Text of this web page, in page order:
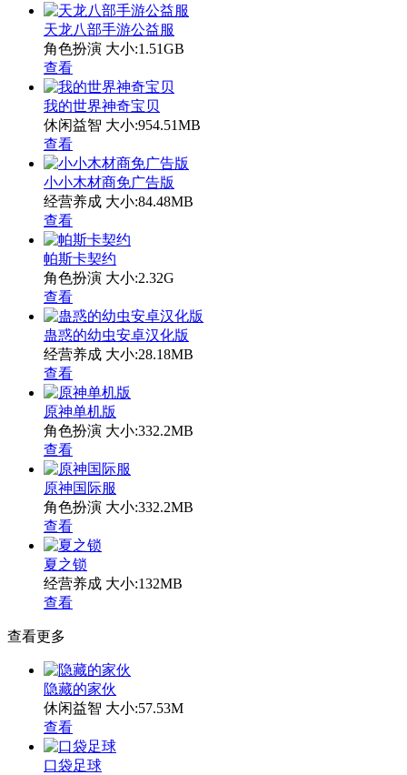
天龙八部手游公益服
角色扮演 大小:1.51GB
查看
我的世界神奇宝贝
休闲益智 大小:954.51MB
查看
小小木材商免广告版
经营养成 大小:84.48MB
查看
帕斯卡契约
角色扮演 大小:2.32G
查看
蛊惑的幼虫安卓汉化版
经营养成 大小:28.18MB
查看
原神单机版
角色扮演 大小:332.2MB
查看
原神国际服
角色扮演 大小:332.2MB
查看
夏之锁
经营养成 大小:132MB
查看
查看更多
隐藏的家伙
休闲益智 大小:57.53M
查看
口袋足球